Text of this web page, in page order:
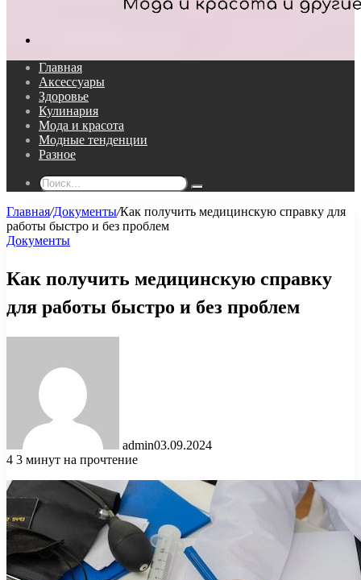
Главная
Аксессуары
Здоровье
Кулинария
Мода и красота
Модные тенденции
Разное
Поиск...
Главная/Документы/Как получить медицинскую справку для
работы быстро и без проблем
Документы
Как получить медицинскую справку
для работы быстро и без проблем
admin03.09.2024
4 3 минут на прочтение